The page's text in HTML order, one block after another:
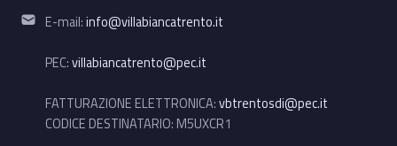
Email address:
E-mail:info@villabiancatrento.it
PEC:villabiancatrento@pec.it
FATTURAZIONE ELETTRONICA:vbtrentosdi@pec.it
CODICE DESTINATARIO: M5UXCR1